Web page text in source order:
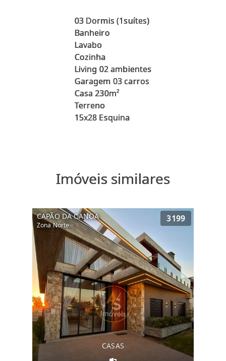
03 Dormis (1suítes)
Banheiro
Lavabo
Cozinha
Living 02 ambientes
Garagem 03 carros
Casa 230m²
Terreno
Imóveis similares
CAPÃO DA CANOA
Zona Norte
3199
CASAS